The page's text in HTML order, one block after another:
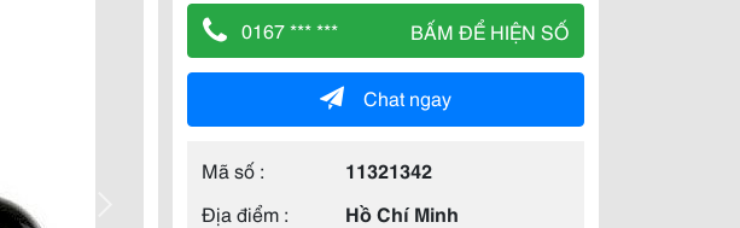
0167 *** *** BẤM ĐỂ HIỆN SỐ
Chat ngay
Mã số :
11321342
Địa điểm :
Hồ Chí Minh